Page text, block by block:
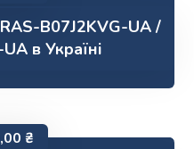
B07J2KVG-UA /
в Україні
₴